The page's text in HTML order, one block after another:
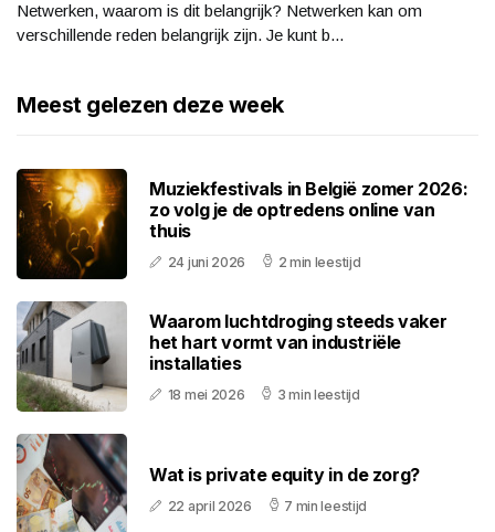
Netwerken, waarom is dit belangrijk? Netwerken kan om
verschillende reden belangrijk zijn. Je kunt b...
Meest gelezen deze week
Muziekfestivals in België zomer 2026:
zo volg je de optredens online van
thuis
24 juni 2026 2 min leestijd
Waarom luchtdroging steeds vaker
het hart vormt van industriële
installaties
18 mei 2026 3 min leestijd
Wat is private equity in de zorg?
22 april 2026 7 min leestijd